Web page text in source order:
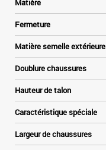
Matière
Fermeture
Matière semelle extérieure
Doublure chaussures
Hauteur de talon
Caractéristique spéciale
Largeur de chaussures